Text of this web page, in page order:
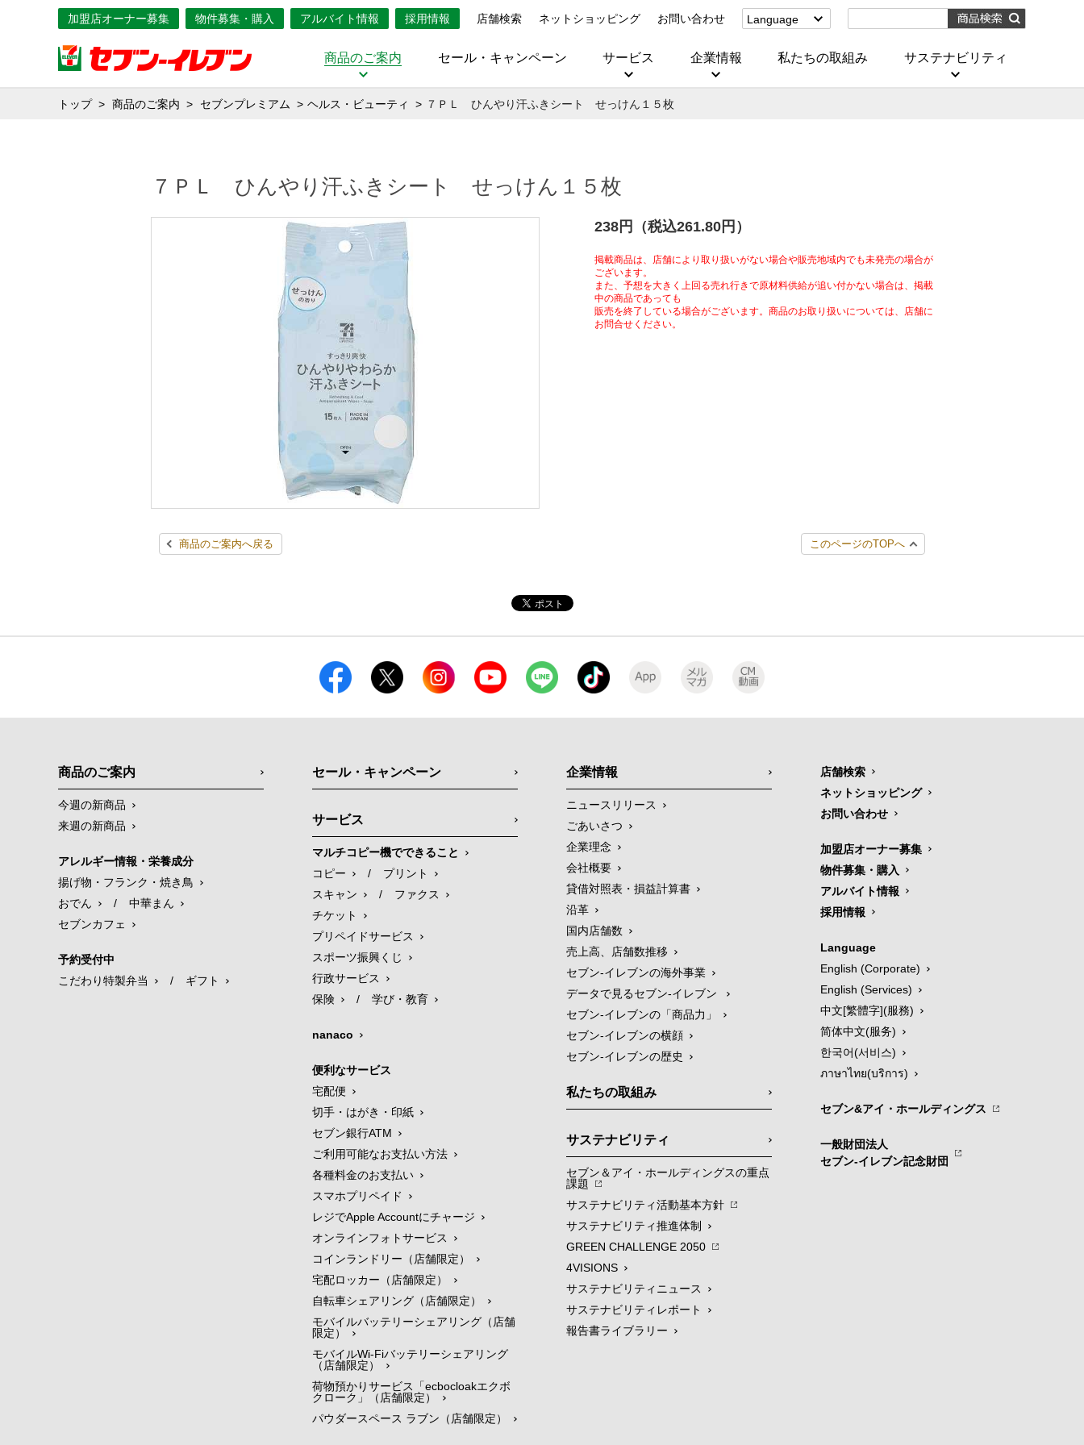
加盟店オーナー募集 物件募集・購入 アルバイト情報 採用情報 店舗検索 ネットショッピング お問い合わせ
Language
(Corporate)
商品のご案内 セール・キャンペーン サービス 企業情報 私たちの取組み サステナビリティ
トップ 商品のご案内 セブンプレミアム ヘルス・ビューティ ７ＰＬ ひんやり汗ふきシート せっけん１５枚
７ＰＬ ひんやり汗ふきシート せっけん１５枚
238円（税込261.80円）
掲載商品は、店舗により取り扱いがない場合や販売地域内でも未発売の場合が
ございます。
また、予想を大きく上回る売れ行きで原材料供給が追い付かない場合は、掲載
中の商品であっても
販売を終了している場合がございます。商品のお取り扱いについては、店舗に
お問合せください。
商品のご案内へ戻る このページのTOPへ
商品のご案内
今週の新商品
来週の新商品
アレルギー情報・栄養成分
揚げ物・フランク・焼き鳥
おでん
/
中華まん
セブンカフェ
予約受付中
こだわり特製弁当
/ ギフト
セール・キャンペーン
サービス
マルチコピー機でできること
コピー
/
プリント
スキャン
/
ファクス
チケット
プリペイドサービス
スポーツ振興くじ
行政サービス
保険
/ 学び・教育
nanaco
便利なサービス
宅配便
切手・はがき・印紙
セブン銀行ATM
ご利用可能なお支払い方法
各種料金のお支払い
スマホプリペイド
レジでApple Accountにチャージ
オンラインフォトサービス
コインランドリー（店舗限定）
宅配ロッカー（店舗限定）
自転車シェアリング（店舗限定）
モバイルバッテリーシェアリング（店舗
限定）
モバイルWi-Fiバッテリーシェアリング
（店舗限定）
荷物預かりサービス「ecbocloakエクボ
クローク」（店舗限定）
パウダースペース ラブン（店舗限定）
企業情報
ニュースリリース
ごあいさつ
企業理念
会社概要
貸借対照表・損益計算書
沿革
国内店舗数
売上高、店舗数推移
セブン‐イレブンの海外事業
データで見るセブン‐イレブン
セブン‐イレブンの「商品力」
セブン-イレブンの横顔
セブン-イレブンの歴史
私たちの取組み
サステナビリティ
セブン＆アイ・ホールディングスの重点
課題
サステナビリティ活動基本方針
サステナビリティ推進体制
GREEN CHALLENGE 2050
4VISIONS
サステナビリティニュース
サステナビリティレポート
報告書ライブラリー
店舗検索
ネットショッピング
お問い合わせ
加盟店オーナー募集
物件募集・購入
アルバイト情報
採用情報
Language
English (Corporate)
English (Services)
中文[繁體字](服務)
简体中文(服务)
한국어(서비스)
ภาษาไทย(บริการ)
セブン&アイ・ホールディングス
一般財団法人
セブン-イレブン記念財団